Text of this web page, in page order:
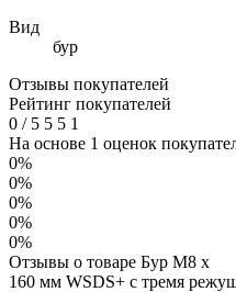
Вид
бур
Отзывы покупателей
Рейтинг покупателей
0 /5 5 5 1
На основе 1 оценок
0%
0%
0%
0%
0%
Отзывы о товаре Бур М8 х
160 мм WSDS+ с тремя